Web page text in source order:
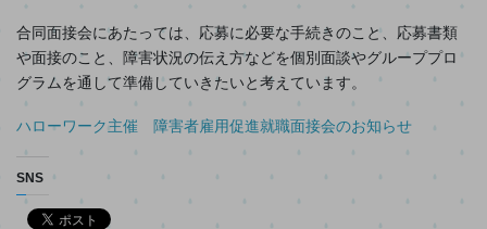
合同面接会にあたっては、応募に必要な手続きのこと、応募書類
や面接のこと、障害状況の伝え方などを個別面談やグループプロ
グラムを通して準備していきたいと考えています。
ハローワーク主催 障害者雇用促進就職面接会のお知らせ
SNS